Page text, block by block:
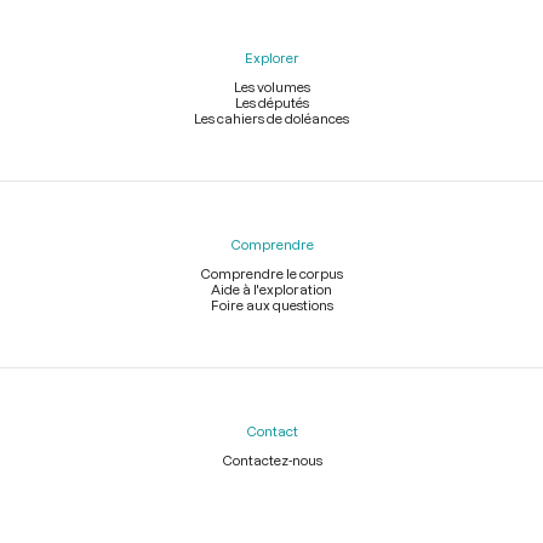
Explorer
Les volumes
Les députés
Les cahiers de doléances
Comprendre
Comprendre le corpus
Aide à l'exploration
Foire aux questions
Contact
Contactez-nous